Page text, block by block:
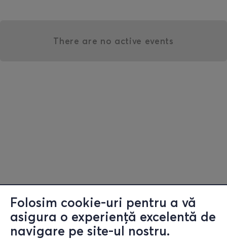
Folosim cookie-uri pentru a vă
asigura o experiență excelentă de
navigare pe site-ul nostru.
There are no active events